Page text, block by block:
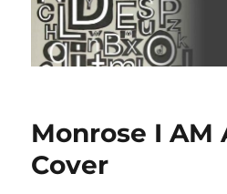
Monrose I AM
Cover